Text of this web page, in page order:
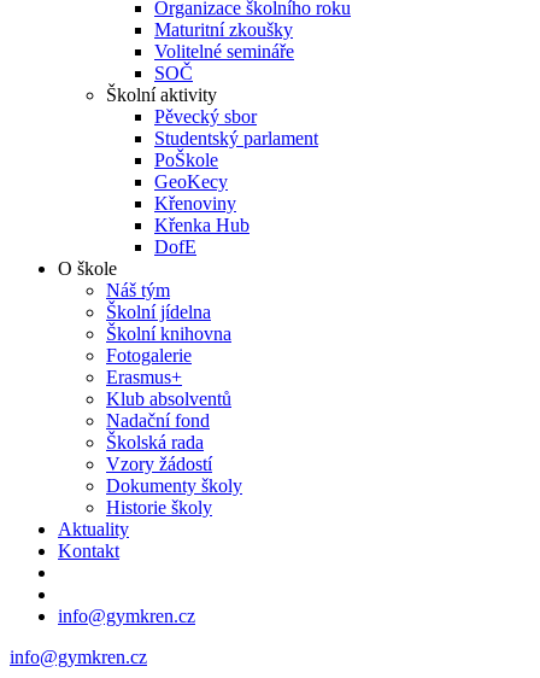
Organizace školního roku
Maturitní zkoušky
Volitelné semináře
SOČ
Školní aktivity
Pěvecký sbor
Studentský parlament
PoŠkole
GeoKecy
Křenoviny
Křenka Hub
DofE
O škole
Náš tým
Školní jídelna
Školní knihovna
Fotogalerie
Erasmus+
Klub absolventů
Nadační fond
Školská rada
Vzory žádostí
Dokumenty školy
Historie školy
Aktuality
Kontakt
info@gymkren.cz
info@gymkren.cz